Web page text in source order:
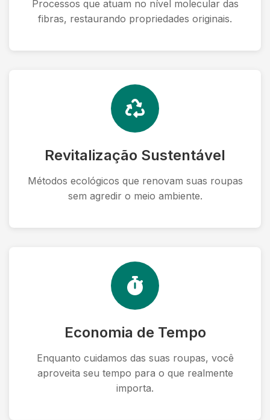
Processos que atuam no nível molecular das
fibras, restaurando propriedades originais.
Revitalização Sustentável
Métodos ecológicos que renovam suas roupas
sem agredir o meio ambiente.
Economia de Tempo
Enquanto cuidamos das suas roupas, você
aproveita seu tempo para o que realmente
importa.